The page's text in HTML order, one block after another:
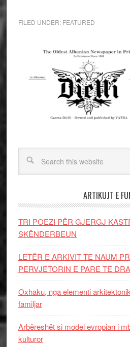
FILED UNDER: FEATURED
ARTIKUJT E
TRI POEZI PËR GJERGJ
SKËNDERBEUN
LETËR E ARKIVIT TE NAUM
PERVJETORIN E PARE TE
Oxhaku, nga elementi
familjar
Arbëreshët si model evropian i
kulturor